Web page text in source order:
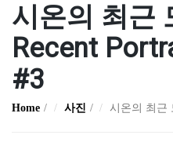
시온의 최근
Recent
#3
Home 사진 시온의 최근